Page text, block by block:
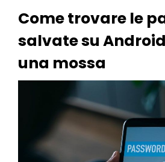
Come trovare le
salvate su
una mossa